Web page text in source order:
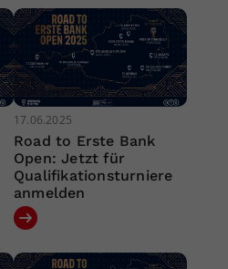
17.06.2025
Road to Erste Bank
Open: Jetzt für
Qualifikationsturniere
anmelden